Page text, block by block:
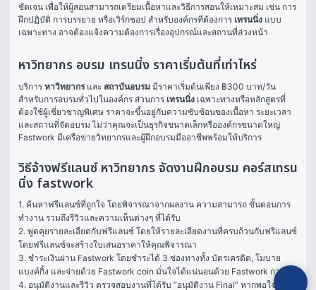
ชัดเจน เพื่อให้ผู้สอนสามารถเตรียมเนื้อหาและวิธีการสอนให้เหมาะสม เช่น การ
ฝึกปฏิบัติ การบรรยาย หรือเวิร์กชอป สำหรับองค์กรที่ต้องการ เทรนนิ่ง แบบ
เฉพาะทาง อาจต้องแจ้งความต้องการเรื่องอุปกรณ์และสถานที่ล่วงหน้า
หาวิทยากร อบรม เทรนนิ่ง ราคาเริ่มต้นที่เท่าไหร่
บริการ หาวิทยากร และ สถาบันอบรม มีราคาเริ่มต้นเพียง ฿300 บาท/วัน
สำหรับการอบรมทั่วไปในองค์กร ส่วนการ เทรนนิ่ง เฉพาะทางหรือหลักสูตรที่
ต้องใช้ผู้เชี่ยวชาญพิเศษ ราคาจะขึ้นอยู่กับความซับซ้อนของเนื้อหา ระยะเวลา
และสถานที่จัดอบรม ไม่ว่าคุณจะเป็นธุรกิจขนาดเล็กหรือองค์กรขนาดใหญ่
Fastwork มีเครือข่ายวิทยากรและผู้ฝึกอบรมมืออาชีพพร้อมให้บริการ
วิธีจ้างฟรีแลนซ์ หาวิทยากร จัดงานฝึกอบรม คอร์สเทรน
นิ่ง fastwork
1. ค้นหาฟรีแลนซ์ที่ถูกใจ โดยพิจารณาจากผลงาน ความสามารถ ขั้นตอนการ
ทำงาน รวมถึงรีวิวและความเห็นต่างๆ ที่ได้รับ
2. พูดคุยรายละเอียดกับฟรีแลนซ์ โดยให้รายละเอียดงานที่ครบถ้วนกับฟรีแลนซ์
โดยฟรีแลนซ์จะสร้างใบเสนอราคาให้คุณพิจารณา
3. ชำระเงินผ่าน Fastwork โดยชำระได้ 3 ช่องทางทั้ง บัตรเครดิต, โมบาย
แบงค์กิ้ง และจ่ายด้วย Fastwork coin มั่นใจได้แน่นอนด้วย Fastwork การันตี
4. อนุมัติงานและรีวิว ตรวจสอบงานที่ได้รับ “อนุมัติงาน Final” หากพอใจในผล